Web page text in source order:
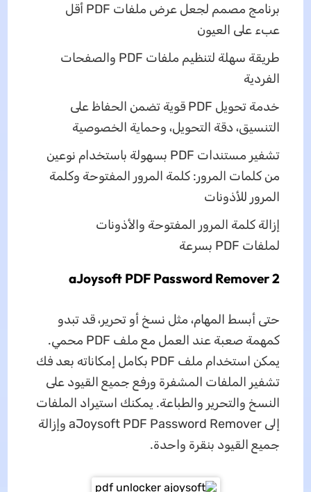
برنامج مصمم لجعل عرض ملفات PDF أقل
عبء على العيون
طريقة سهلة لتنظيم ملفات PDF والصفحات
الفردية
خدمة تحويل PDF قوية تضمن الحفاظ على
التنسيق، دقة التحويل، وحماية الخصوصية
تشفير مستندات PDF بسهولة باستخدام نوعين
من كلمات المرور: كلمة المرور المفتوحة وكلمة
المرور للأذونات
إزالة كلمة المرور المفتوحة والأذونات
لملفات PDF بسرعة
2 aJoysoft PDF Password Remover
حتى أبسط المهام، مثل نسخ أو تحرير، قد تبدو
كمهمة صعبة عند العمل مع ملف PDF محمي.
يمكن استخدام ملف PDF بكامل إمكاناته بعد فك
تشفير الملفات المشفرة ورفع جميع القيود على
النسخ والتحرير والطباعة. يمكنك استيراد الملفات
إلى aJoysoft PDF Password Remover وإزالة
جميع القيود بنقرة واحدة.